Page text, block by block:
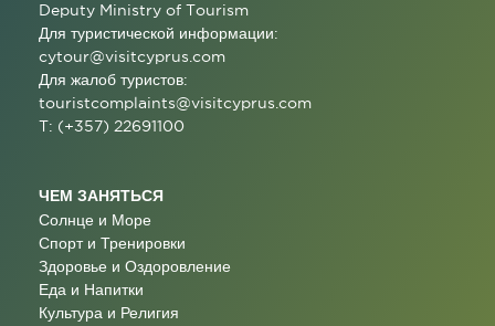
Deputy Ministry of Tourism
Для туристической информации:
cytour@visitcyprus.com
Для жалоб туристов:
touristcomplaints@visitcyprus.com
T: (+357) 22691100
ЧЕМ ЗАНЯТЬСЯ
Солнце и Море
Спорт и Тренировки
Здоровье и Оздоровление
Еда и Напитки
Культура и Религия